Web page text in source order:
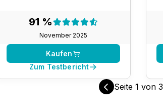
91 %
November 2025
Testergebnis:
91 %
Kaufen
Zum Testbericht
Seite 1 von 3